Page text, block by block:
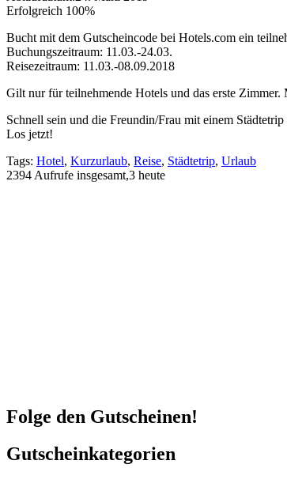
Erfolgreich 100%
Bucht mit dem Gutscheincode bei Hotels.com ein
Buchungszeitraum: 11.03.-24.03.
Reisezeitraum: 11.03.-08.09.2018
Gilt nur für teilnehmende Hotels und das erste
Schnell sein und die Freundin/Frau mit einem
Los jetzt!
Tags: Hotel, Kurzurlaub, Reise, Städtetrip, Urlaub
2394 Aufrufe insgesamt,3 heute
Folge den Gutscheinen!
Gutscheinkategorien